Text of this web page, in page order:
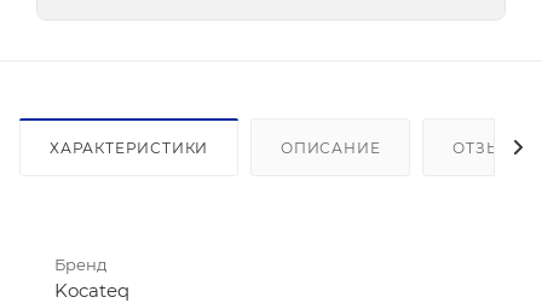
ХАРАКТЕРИСТИКИ ОПИСАНИЕ ОТЗЫВЫ
Бренд
Kocateq